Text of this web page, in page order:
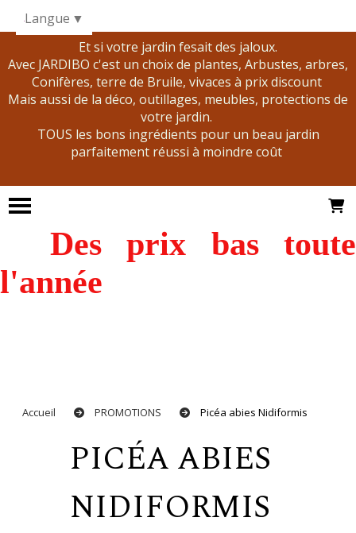
Et si votre jardin fesait des jaloux.
Avec JARDIBO c'est un choix de plantes, Arbustes, arbres,
Conifères, terre de Bruile, vivaces à prix discount
Mais aussi de la déco, outillages, meubles, protections de
votre jardin.
TOUS les bons ingrédients pour un beau jardin
parfaitement réussi à moindre coût
Des prix bas toute
l'année
Accueil PROMOTIONS Picéa abies Nidiformis
PICÉA ABIES
NIDIFORMIS
Langue ▼